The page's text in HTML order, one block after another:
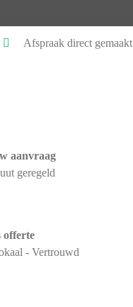
Afspraak direct gemaakt
aanvraag
geregeld
offerte
- Vertrouwd